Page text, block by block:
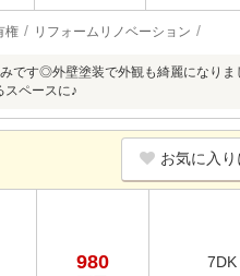
権 リフォームリノベーション
です◎外壁塗装で外観も綺麗になり
スペースに♪
お気に入り
980
7DK